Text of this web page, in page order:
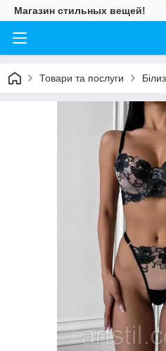
Магазин стильных вещей!
Товари та послуги